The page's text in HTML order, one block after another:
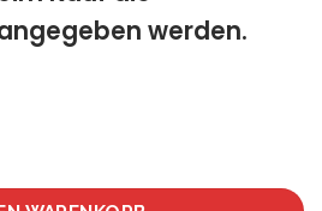
werden.
uomo Menge